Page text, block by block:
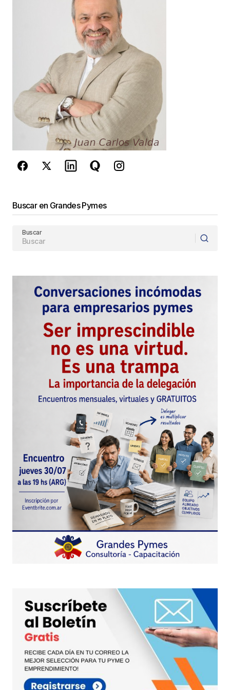
Excelente artículo!
3 octubre, 2013 at 11:02 am
Responder
Un artículo muy interesante y enriquecedor!!!
Miryam
27 junio, 2014 at 2:44 pm
Responder
Juan Carlos Valda
13 julio, 2014 at 11:01 am
Responder
Tu dirección de correo electrónico no será
publicada. Los campos obligatorios están
marcados con*
Comentario
Your E-mail*
Guarda mi nombre, correo electrónico y web en
este navegador para la próxima vez que
comente.
Este sitio esta protegido por
reCAPTCHA y laPolítica de
privacidady los Términos del servicio
de Googlese aplican.
Buscar en Grandes Pymes
Buscar